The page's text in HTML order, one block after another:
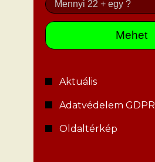
Aktuális
Adatvédelem GDPR
Oldaltérkép